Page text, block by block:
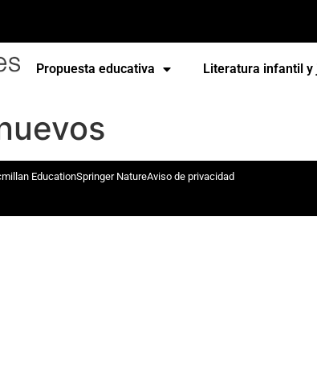
Propuesta educativa Literatura infantil y
EducationSpringer NatureAviso de privacidad